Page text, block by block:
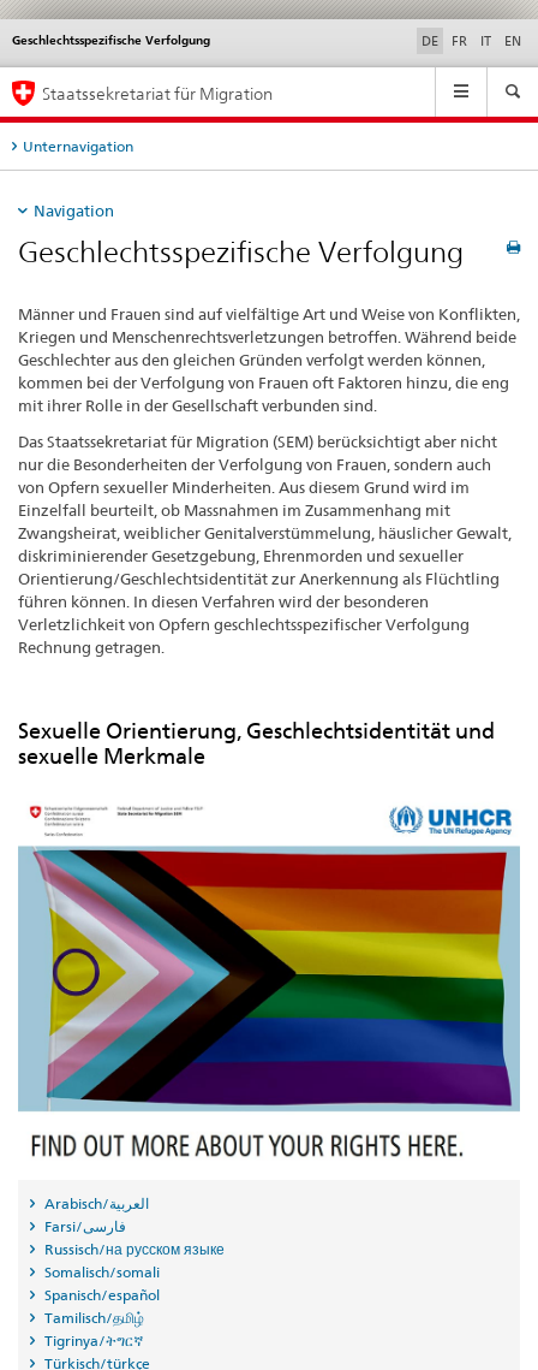
Geschlechtsspezifische Verfolgung DE FR IT EN
Service
Hauptnavigation
Staatssekretariat für Migration
Unternavigation
Navigation
Geschlechtsspezifische Verfolgung
Männer und Frauen sind auf vielfältige Art und Weise von Konflikten,
Kriegen und Menschenrechtsverletzungen betroffen. Während beide
Geschlechter aus den gleichen Gründen verfolgt werden können,
kommen bei der Verfolgung von Frauen oft Faktoren hinzu, die eng
mit ihrer Rolle in der Gesellschaft verbunden sind.
Das Staatssekretariat für Migration (SEM) berücksichtigt aber nicht
nur die Besonderheiten der Verfolgung von Frauen, sondern auch
von Opfern sexueller Minderheiten. Aus diesem Grund wird im
Einzelfall beurteilt, ob Massnahmen im Zusammenhang mit
Zwangsheirat, weiblicher Genitalverstümmelung, häuslicher Gewalt,
diskriminierender Gesetzgebung, Ehrenmorden und sexueller
Orientierung/Geschlechtsidentität zur Anerkennung als Flüchtling
führen können. In diesen Verfahren wird der besonderen
Verletzlichkeit von Opfern geschlechtsspezifischer Verfolgung
Rechnung getragen.
Sexuelle Orientierung, Geschlechtsidentität und
sexuelle Merkmale
Arabisch/العربية
Farsi/فارسی
Russisch/на русском языке
Somalisch/somali
Spanisch/español
Tamilisch/தமிழ்
Tigrinya/ትግርኛ
Türkisch/türkçe